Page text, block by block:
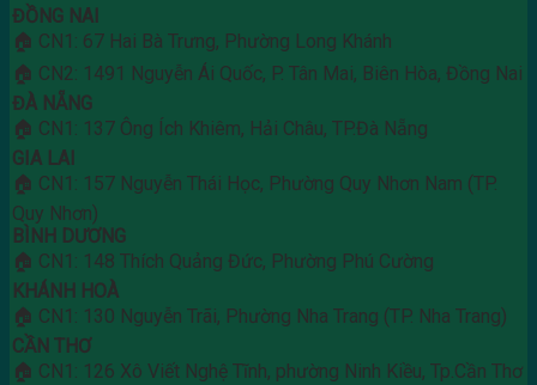
ĐỒNG NAI
🏠 CN1: 67 Hai Bà Trưng, Phường Long Khánh
🏠 CN2: 1491 Nguyễn Ái Quốc, P. Tân Mai, Biên Hòa, Đồng Nai
ĐÀ NẴNG
🏠 CN1: 137 Ông Ích Khiêm, Hải Châu, TP.Đà Nẵng
GIA LAI
🏠 CN1: 157 Nguyễn Thái Học, Phường Quy Nhơn Nam (TP.
Quy Nhơn)
BÌNH DƯƠNG
🏠 CN1: 148 Thích Quảng Đức, Phường Phú Cường
KHÁNH HOÀ
🏠 CN1: 130 Nguyễn Trãi, Phường Nha Trang (TP. Nha Trang)
CẦN THƠ
🏠 CN1: 126 Xô Viết Nghệ Tĩnh, phường Ninh Kiều, Tp.Cần Thơ